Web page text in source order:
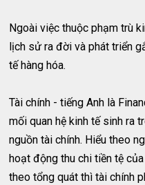
Ngoài việc thuộc phạm trù
lịch sử ra đời và phát triển
tế hàng hóa.
Tài chính - tiếng Anh là
mối quan hệ kinh tế sinh ra
nguồn tài chính. Hiểu theo
hoạt động thu chi tiền tệ
theo tổng quát thì tài chính